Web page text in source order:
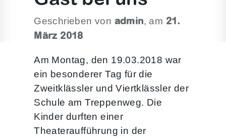
Geschrieben von admin, am 21.
März 2018
Am Montag, den 19.03.2018 war
ein besonderer Tag für die
Zweitklässler und Viertklässler der
Schule am Treppenweg. Die
Kinder durften einer
Theateraufführung in der